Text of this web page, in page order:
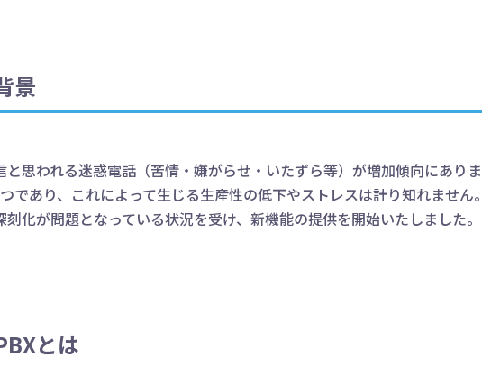
景
思われる迷惑電話（苦情・嫌がらせ・いたずら等）が増加傾向にあり
であり、これによって生じる生産性の低下やストレスは計り知れません
化が問題となっている状況を受け、新機能の提供を開始いたしました。
とは